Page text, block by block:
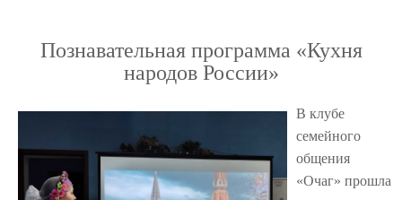
Познавательная программа «Кухня
народов России»
В клубе
семейного
общения
«Очаг» прошла